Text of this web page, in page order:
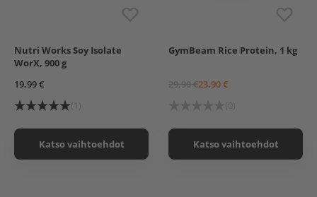
Chocolate
Strawberry
Nutri Works Soy Isolate
WorX, 900 g
19,99 €
Katso vaihtoehdot
Unflavored
Vanilla
GymBeam Rice Protein, 1 kg
29,90 €23,90 €
Katso vaihtoehdot